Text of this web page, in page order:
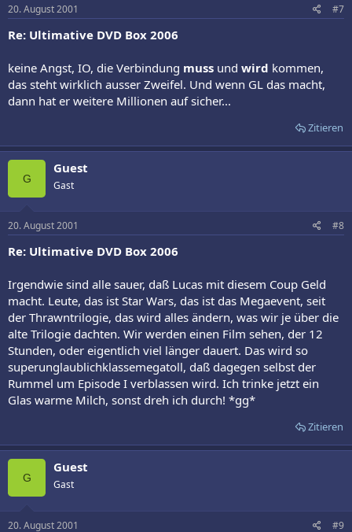
20. August 2001 #7
Re: Ultimative DVD Box 2006
keine Angst, IO, die Verbindung muss und wird kommen,
das steht wirklich ausser Zweifel. Und wenn GL das macht,
dann hat er weitere Millionen auf sicher...
Zitieren
G
Guest
Gast
20. August 2001 #8
Re: Ultimative DVD Box 2006
Irgendwie sind alle sauer, daß Lucas mit diesem Coup Geld
macht. Leute, das ist Star Wars, das ist das Megaevent, seit
der Thrawntrilogie, das wird alles ändern, was wir je über die
alte Trilogie dachten. Wir werden einen Film sehen, der 12
Stunden, oder eigentlich viel länger dauert. Das wird so
superunglaublichklassemegatoll, daß dagegen selbst der
Rummel um Episode I verblassen wird. Ich trinke jetzt ein
Glas warme Milch, sonst dreh ich durch! *gg*
Zitieren
G
Guest
Gast
20. August 2001 #9